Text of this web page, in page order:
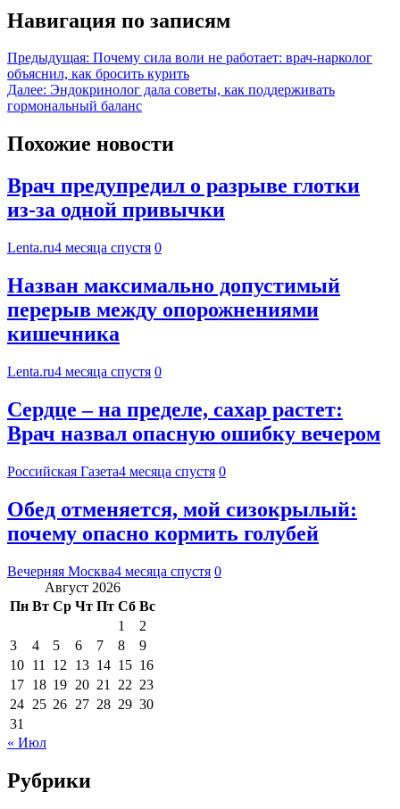
Навигация по записям
Предыдущая: Почему сила воли не работает: врач-нарколог
объяснил, как бросить курить
Далее: Эндокринолог дала советы, как поддерживать
гормональный баланс
Похожие новости
Врач предупредил о разрыве глотки
из-за одной привычки
Lenta.ru4 месяца спустя 0
Назван максимально допустимый
перерыв между опорожнениями
кишечника
Lenta.ru4 месяца спустя 0
Сердце – на пределе, сахар растет:
Врач назвал опасную ошибку вечером
Российская Газета4 месяца спустя 0
Обед отменяется, мой сизокрылый:
почему опасно кормить голубей
Вечерняя Москва4 месяца спустя 0
Август 2026
Пн Вт Ср Чт Пт Сб Вс
1
2
3
4 5 6 7 8
9
10 11 12 13 14 15 16
17 18 19 20 21 22 23
24 25 26 27 28 29 30
31
« Июл
Рубрики